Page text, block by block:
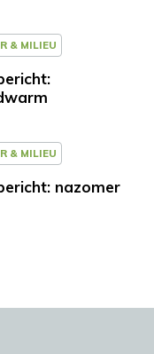
& MILIEU
& MILIEU
nazomer